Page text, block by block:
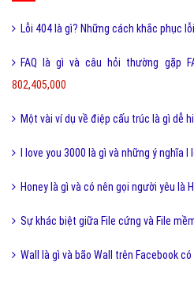
Lỗi 404 là gì? Những cách khắc phục
FAQ là gì và câu hỏi thường gặp
802,405,000
Một vài ví dụ về điệp cấu trúc là gì dễ
I love you 3000 là gì và những ý nghĩa I
Honey là gì và có nên gọi người yêu là
Sự khác biệt giữa File cứng và File
Wall là gì và bão Wall trên Facebook